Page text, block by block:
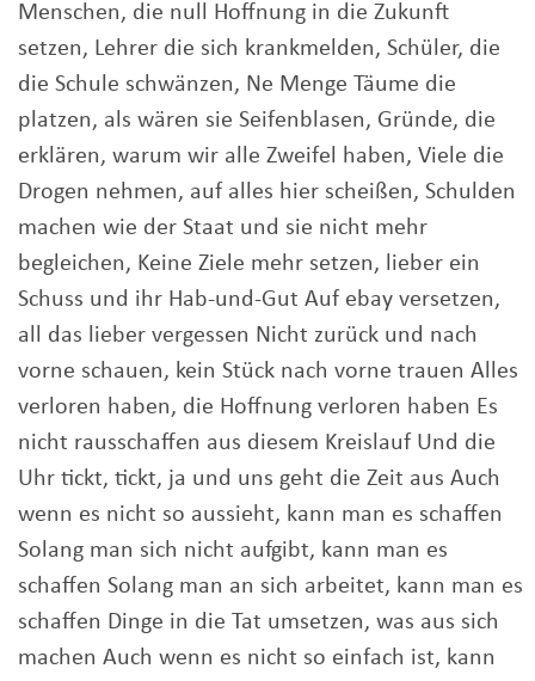
Menschen, die null Hoffnung in die Zukunft
setzen, Lehrer die sich krankmelden, Schüler, die
die Schule schwänzen, Ne Menge Täume die
platzen, als wären sie Seifenblasen, Gründe, die
erklären, warum wir alle Zweifel haben, Viele die
Drogen nehmen, auf alles hier scheißen, Schulden
machen wie der Staat und sie nicht mehr
begleichen, Keine Ziele mehr setzen, lieber ein
Schuss und ihr Hab-und-Gut Auf ebay versetzen,
all das lieber vergessen Nicht zurück und nach
vorne schauen, kein Stück nach vorne trauen Alles
verloren haben, die Hoffnung verloren haben Es
nicht rausschaffen aus diesem Kreislauf Und die
Uhr tickt, tickt, ja und uns geht die Zeit aus Auch
wenn es nicht so aussieht, kann man es schaffen
Solang man sich nicht aufgibt, kann man es
schaffen Solang man an sich arbeitet, kann man es
schaffen Dinge in die Tat umsetzen, was aus sich
machen Auch wenn es nicht so einfach ist, kann